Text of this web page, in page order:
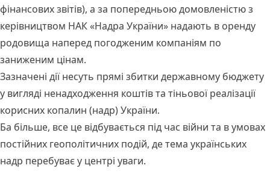
фінансових звітів), а за попередньою домовленістю з
керівництвом НАК «Надра України» надають в оренду
родовища наперед погодженим компаніям по
заниженим цінам.
Зазначені дії несуть прямі збитки державному бюджету
у вигляді ненадходження коштів та тіньової реалізації
корисних копалин (надр) України.
Ба більше, все це відбувається під час війни та в умовах
постійних геополітичних подій, де тема українських
надр перебуває у центрі уваги.